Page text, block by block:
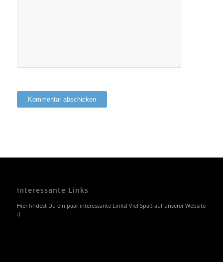
Interessante Links
Hier findest Du ein paar interessante Links! Viel Spaß auf unserer Website
:)